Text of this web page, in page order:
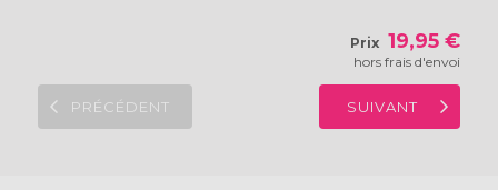
PRÉCÉDENT
Prix 19,95 €
hors frais d'envoi
SUIVANT